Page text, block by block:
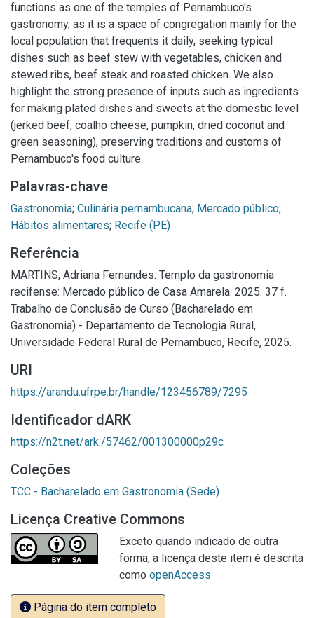
functions as one of the temples of Pernambuco's
gastronomy, as it is a space of congregation mainly for the
local population that frequents it daily, seeking typical
dishes such as beef stew with vegetables, chicken and
stewed ribs, beef steak and roasted chicken. We also
highlight the strong presence of inputs such as ingredients
for making plated dishes and sweets at the domestic level
(jerked beef, coalho cheese, pumpkin, dried coconut and
green seasoning), preserving traditions and customs of
Pernambuco's food culture.
Palavras-chave
Gastronomia; Culinária pernambucana; Mercado público;
Hábitos alimentares; Recife (PE)
Referência
MARTINS, Adriana Fernandes. Templo da gastronomia
recifense: Mercado público de Casa Amarela. 2025. 37 f.
Trabalho de Conclusão de Curso (Bacharelado em
Gastronomia) - Departamento de Tecnologia Rural,
Universidade Federal Rural de Pernambuco, Recife, 2025.
URI
https://arandu.ufrpe.br/handle/123456789/7295
Identificador dARK
https://n2t.net/ark:/57462/001300000p29c
Coleções
TCC - Bacharelado em Gastronomia (Sede)
Licença Creative Commons
Exceto quando indicado de outra
forma, a licença deste item é descrita
como openAccess
Página do item completo